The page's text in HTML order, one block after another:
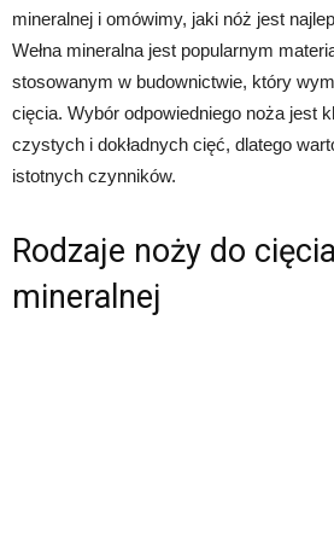
mineralnej i omówimy, jaki nóż jest
Wełna mineralna jest popularnym
stosowanym w budownictwie, który
cięcia. Wybór odpowiedniego noża jest
czystych i dokładnych cięć, dlatego
istotnych czynników.
Rodzaje noży do
mineralnej